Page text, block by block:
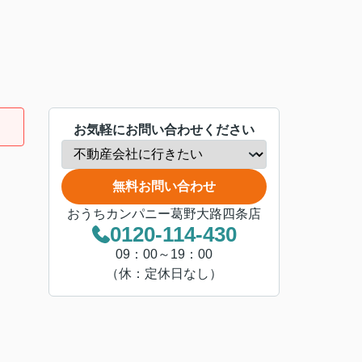
お気軽にお問い合わせください
無料お問い合わせ
おうちカンパニー葛野大路四条店
0120-114-430
09：00～19：00
（休：定休日なし）